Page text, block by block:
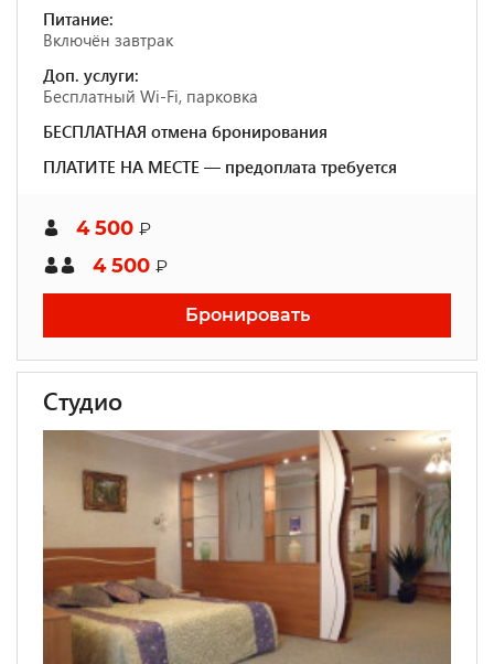
Питание:
Включён завтрак
Доп. услуги:
Бесплатный Wi-Fi, парковка
БЕСПЛАТНАЯ отмена бронирования
ПЛАТИТЕ НА МЕСТЕ — предоплата требуется
4 500 ₽
4 500 ₽
Бронировать
Студио